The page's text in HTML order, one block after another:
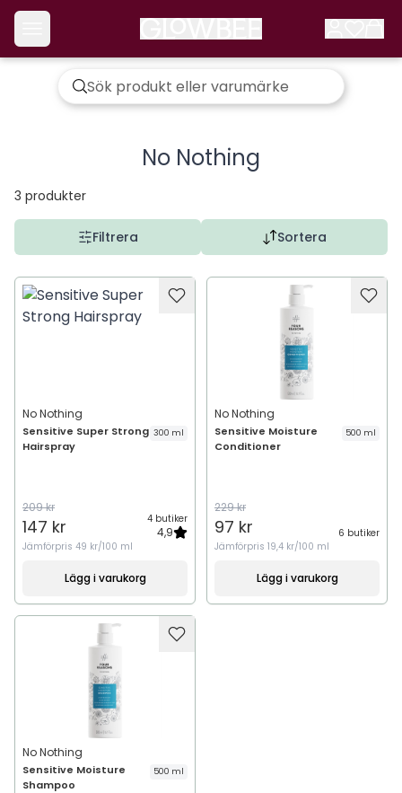
No Nothing
3 produkter
Filtrera Sortera
No Nothing
Sensitive Super Strong
Hairspray
300 ml
209 kr
147 kr 4 butiker
4,9
Jämförpris 49 kr/100 ml
Lägg i varukorg
No Nothing
Sensitive Moisture
Conditioner
500 ml
229 kr
97 kr
6 butiker
Jämförpris 19,4 kr/100 ml
Lägg i varukorg
No Nothing
Sensitive Moisture
Shampoo
500 ml